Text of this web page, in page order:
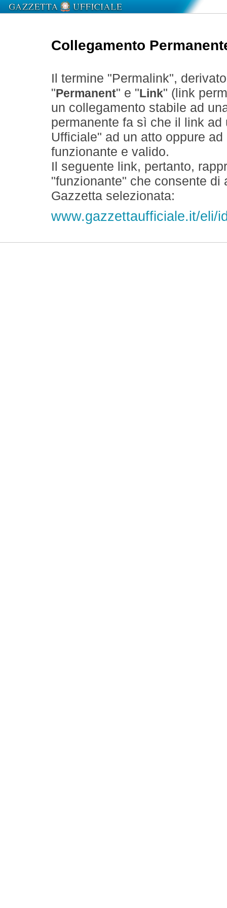
Collegamento
Il termine "Permalink",
" Permanent" e " Link" (link
un collegamento stabile ad
permanente fa sì che il link
Ufficiale" ad un atto oppure
funzionante e valido.
Il seguente link, pertanto,
"funzionante" che consente
Gazzetta selezionata:
www.gazzettaufficiale.it/eli/